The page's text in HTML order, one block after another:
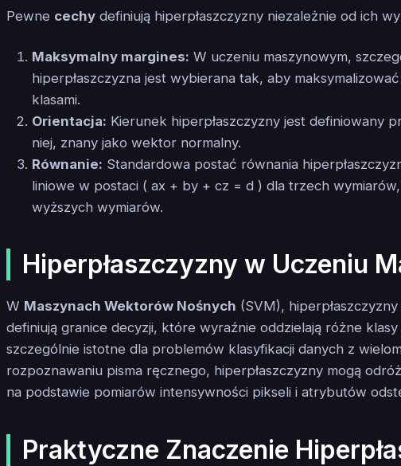
Pewne cechy definiują hiperpłaszczyzny niezależnie od ich
Maksymalny margines: W uczeniu maszynowym,
hiperpłaszczyzna jest wybierana tak, aby
klasami.
Orientacja: Kierunek hiperpłaszczyzny jest definiowany
niej, znany jako wektor normalny.
Równanie: Standardowa postać równania
liniowe w postaci ( ax + by + cz = d ) dla trzech
wyższych wymiarów.
Hiperpłaszczyzny w Uczeniu
W Maszynach Wektorów Nośnych (SVM),
definiują granice decyzji, które wyraźnie oddzielają różne
szczególnie istotne dla problemów klasyfikacji danych z
rozpoznawaniu pisma ręcznego, hiperpłaszczyzny mogą
na podstawie pomiarów intensywności pikseli i atrybutów
Praktyczne Znaczenie